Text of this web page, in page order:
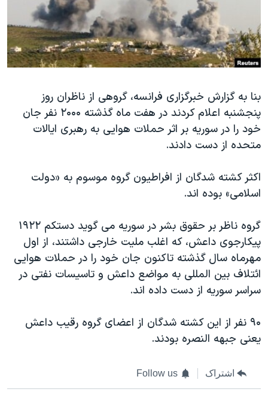
فرهنگ و زندگی
حقوق شهروندی
اقتصادی
اسرائیل در جنگ
گالری عکس
آرشیو پخش زنده
انتخابات ریاست جمهوری آمریکا ۲۰۲۴
حمله جمهوری اسلامی به اسرائیل
ورزش زنان در ایران
اعتراضات زن، زندگی، آزادی
مجموعه مستندهای دادخواهی
دادگاه حمید نوری
قانون شفافیت دارائی کادر رهبری ایران
اعتراضات مردمی آبان ۹۸
اسرائیل در جنگ
نرگس محمدی برنده جایزه نوبل صلح
صفحه‌های ویژه
زبانهای مختلف
بنا به گزارش خبرگزاری فرانسه، گروهی از ناظران روز
پنجشنبه اعلام کردند در هفت ماه گذشته ۲۰۰۰ نفر جان
خود را در سوريه بر اثر حملات هوايی به رهبری ايالات
متحده از دست دادند.
اکثر کشته شدگان از افراطيون گروه موسوم به «دولت
اسلامی» بوده اند.
گروه ناظر بر حقوق بشر در سوريه می گويد دستکم ۱۹۲۲
پیکارجوی داعش، که اغلب مليت خارجی داشتند، از اول
مهرماه سال گذشته تاکنون جان خود را در حملات هوايی
ائتلاف بين المللی به مواضع داعش و تاسيسات نفتی در
سراسر سوريه از دست داده اند.
۹۰ نفر از اين کشته شدگان از اعضای گروه رقيب داعش
يعنی جبهه النصره بودند.
اشتراک Follow us